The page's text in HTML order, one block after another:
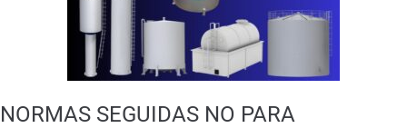
NORMAS SEGUIDAS NO PARA